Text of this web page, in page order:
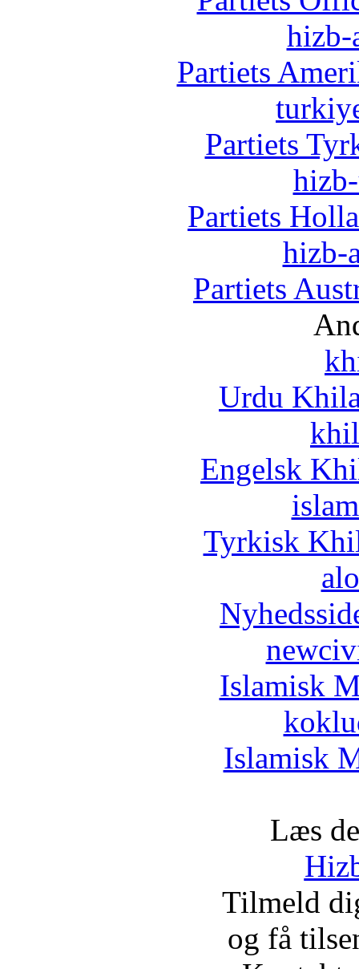
hizb-
Partiets
Partiets
Partiets
hizb-
Partiets
Urdu
Engelsk
Tyrkisk
Islamisk
Islamisk
Læs
Tilmeld
og få